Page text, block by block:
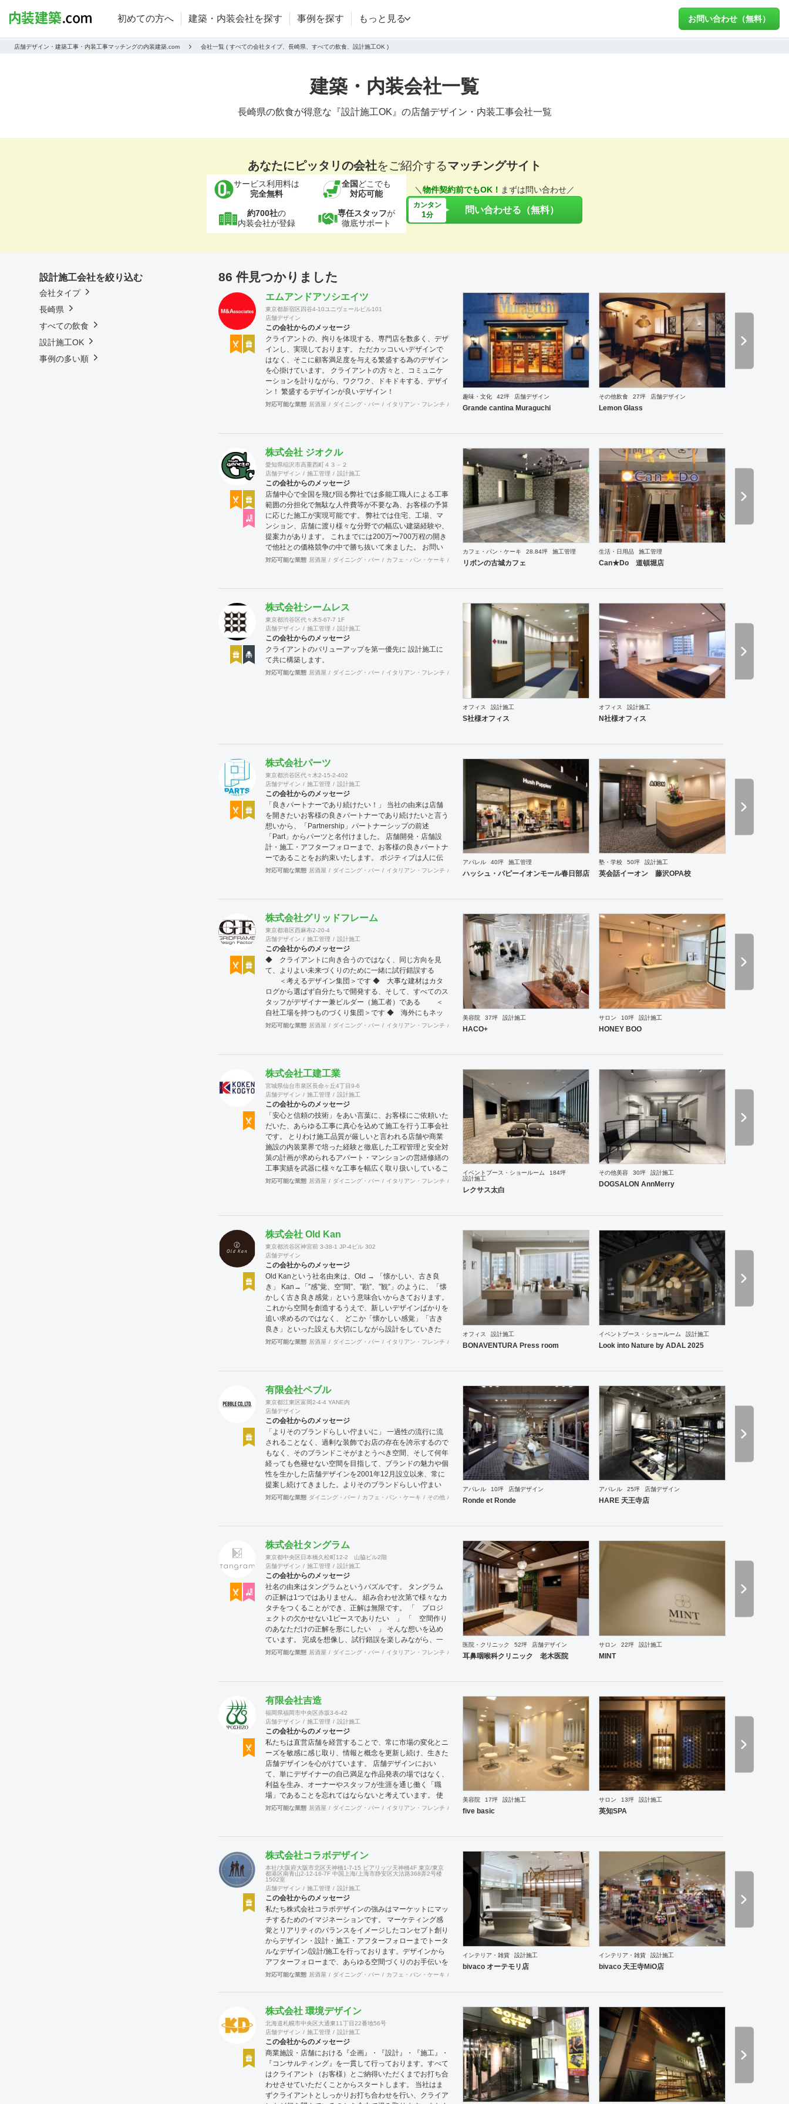
初めての方へ 建築・内装会社を探す 事例を探す もっと見る お問い合わせ（無料）
店舗デザイン・建築工事・内装工事マッチングの内装建築.com 会社一覧 ( すべての会社タイプ、長崎県、すべての飲食、設計施工OK )
建築・内装会社一覧
長崎県の飲食が得意な『設計施工OK』の店舗デザイン・内装工事会社一覧
あなたにピッタリの会社をご紹介するマッチングサイト
サービス利用料は
完全無料
全国 どこでも
対応可能
約700社の
内装会社が登録
専任スタッフが
徹底サポート
＼ 物件契約前でもOK！ まずは問い合わせ／
カンタン
1分 問い合わせる（無料）
86 件見つかりました
エムアンドアソシエイツ
東京都新宿区四谷4-10ユニヴェールビル101
店舗デザイン
この会社からのメッセージ
クライアントの、拘りを体現する、専門店を数多く、デザ
インし、実現しております。 ただカッコいいデザインで
はなく、そこに顧客満足度を与える繁盛する為のデザイン
を心掛けています。 クライアントの方々と、コミュニケ
ーションを計りながら、ワクワク、ドキドキする、デザイ
ン！ 繁盛するデザインが良いデザイン！
対応可能な業態 居酒屋 ダイニング・バー イタリアン・フレンチ カフェ・パン・ケーキ ラーメン・そば・うどん 和食・寿司 焼肉・中華料理・韓国料理
趣味・文化 42坪 店舗デザイン
Grande cantina Muraguchi
その他飲食 27坪 店舗デザイン
Lemon Glass
株式会社 ジオクル
愛知県稲沢市高重西町４３－２
店舗デザイン
施工管理 設計施工
この会社からのメッセージ
店舗中心で全国を飛び回る弊社では多能工職人による工事
範囲の分担化で無駄な人件費等が不要な為、お客様の予算
に応じた施工が実現可能です。 弊社では住宅、工場、マ
ンション、店舗に渡り様々な分野での幅広い建築経験や、
提案力があります。 これまでには200万〜700万程の開き
で他社との価格競争の中で勝ち抜いて来ました。 お問い
合わせは メール（tenperhide31@icloud.com）からも承
対応可能な業態 居酒屋 ダイニング・バー カフェ・パン・ケーキ 和食・寿司 焼肉・中華料理・韓国料理 イベントブース・ショールーム
カフェ・パン・ケーキ 28.84坪 施工管理
リボンの古城カフェ
生活・日用品 施工管理
Can★Do 道頓堀店
株式会社シームレス
東京都渋谷区代々木5-67-7 1F
店舗デザイン
施工管理 設計施工
この会社からのメッセージ
クライアントのバリューアップを第一優先に 設計施工に
て共に構築します。
対応可能な業態 居酒屋 ダイニング・バー イタリアン・フレンチ カフェ・パン・ケーキ ラーメン・そば・うどん 焼肉・中華料理・韓国料理 その他 オフィス
オフィス 設計施工
S社様オフィス
オフィス 設計施工
N社様オフィス
株式会社パーツ
東京都渋谷区代々木2-15-2-402
店舗デザイン
施工管理 設計施工
この会社からのメッセージ
「良きパートナーであり続けたい！」 当社の由来は店舗
を開きたいお客様の良きパートナーであり続けたいと言う
想いから、「Partnership」パートナーシップの前述
「Part」からパーツと名付けました。 店舗開発・店舗設
計・施工・アフターフォローまで、お客様の良きパートナ
ーであることをお約束いたします。 ポジティブは人に伝
わります。 伝わったポジティブが幸せを呼び込み、呼び
認下さい。 <a
対応可能な業態 居酒屋 ダイニング・バー イタリアン・フレンチ カフェ・パン・ケーキ ラーメン・そば・うどん 和食・寿司 焼肉・中華料理・韓国料理
アパレル 40坪 施工管理
ハッシュ・パピーイオンモール春日部店
塾・学校 50坪 設計施工
英会話イーオン 藤沢OPA校
株式会社グリッドフレーム
東京都港区西麻布2-20-4
店舗デザイン
施工管理 設計施工
この会社からのメッセージ
◆ クライアントに向き合うのではなく、同じ方向を見
て、よりよい未来づくりのために一緒に試行錯誤する
＜考えるデザイン集団＞です ◆ 大事な建材はカタ
ログから選ばず自分たちで開発する、そして、すべてのス
タッフがデザイナー兼ビルダー（施工者）である ＜
自社工場を持つものづくり集団＞です ◆ 海外にもネッ
トワークを持ち、英語や中国語に堪能なスタッフたちが、
案件、施工案件、造作物制作など、多様な請負形態が可能
が可能で、例えば通常デザイン性とは無縁な特定防火設備
（鉄扉）などにも高いデザイン性を施すことも可能です。
GRIDFRAME とりかえのきかない空間
https://gridframe.co.jp/ Synes(シネス) 霧のようなやわら
かな空間 http://synes.jp/ SOTOCHIKU 時間の蓄積を
取り込む空間 https://sotochiku.com/
対応可能な業態 居酒屋 ダイニング・バー イタリアン・フレンチ カフェ・パン・ケーキ 和食・寿司 焼肉・中華料理・韓国料理
美容院 37坪 設計施工
HACO+
サロン 10坪 設計施工
HONEY BOO
株式会社工建工業
宮城県仙台市泉区長命ヶ丘4丁目9-6
店舗デザイン
施工管理 設計施工
この会社からのメッセージ
「安心と信頼の技術」をあい言葉に、お客様にご依頼いた
だいた、あらゆる工事に真心を込めて施工を行う工事会社
です。 とりわけ施工品質が厳しいと言われる店舗や商業
施設の内装業界で培った経験と徹底した工程管理と安全対
策の計画が求められるアパート・マンションの営繕修繕の
工事実績を武器に様々な工事を幅広く取り扱いしているこ
とが当社の大きな特徴です。
対応可能な業態 居酒屋 ダイニング・バー イタリアン・フレンチ カフェ・パン・ケーキ 焼肉・中華料理・韓国料理
イベントブース・ショールーム
184坪
設計施工
レクサス太白
その他美容 30坪 設計施工
DOGSALON AnnMerry
株式会社 Old Kan
東京都渋谷区神宮前 3-38-1 JP-4ビル 302
店舗デザイン
この会社からのメッセージ
Old Kanという社名由来は、Old → 「懐かしい、古き良
き」 Kan→「”感”覚、空”間”、”勘”、”観”」のように、「懐
かしく古き良き感覚」という意味合いからきております。
これから空間を創造するうえで、新しいデザインばかりを
追い求めるのではなく、 どこか「懐かしい感覚」「古き
良き」といった設えも大切にしながら設計をしていきた
い。 そんな思いの下、日々クライアント様、そしてその
Urata https://old-kan.jp Instagram：
shohei_urata@old-kan.jp 〒150-0001 東京都渋谷区神宮
前 3-38-1 JP-4ビル 302
対応可能な業態 居酒屋 ダイニング・バー イタリアン・フレンチ カフェ・パン・ケーキ ラーメン・そば・うどん 和食・寿司 その他 オフィス イベントブース・ショールーム
オフィス 設計施工
BONAVENTURA Press room
イベントブース・ショールーム 設計施工
Look into Nature by ADAL 2025
有限会社ペブル
東京都江東区富岡2-4-4 YANE内
店舗デザイン
この会社からのメッセージ
「よりそのブランドらしい佇まいに」 一過性の流行に流
されることなく、過剰な装飾でお店の存在を誇示するので
もなく、そのブランドこそがまとうべき空間、そして何年
経っても色褪せない空間を目指して、ブランドの魅力や個
性を生かした店舗デザインを2001年12月設立以来、常に
提案し続けてきました。よりそのブランドらしい佇まい
に。 「必要な箇所に、必要なデザインを」 2012年からは
ドの出店をバックアップできる体制も整えてきました。そ
要なのか、そこをきちんとアドバイスできる会社でありた
いと思っています。 業務内容 ・店舗設計（物販店／飲食
店／美容室など） ・ブランディング及びディレクション
業務 ・出店におけるトータルデザイン ・住宅リノベーシ
ョン ・家具及び什器デザイン
対応可能な業態 ダイニング・バー カフェ・パン・ケーキ その他 オフィス イベントブース・ショールーム エントランス ワーキングスペース
アパレル 10坪 店舗デザイン
Ronde et Ronde
アパレル 25坪 店舗デザイン
HARE 天王寺店
株式会社タングラム
東京都中央区日本橋久松町12-2 山脇ビル2階
店舗デザイン
施工管理 設計施工
この会社からのメッセージ
社名の由来はタングラムというパズルです。 タングラム
の正解は1つではありません。 組み合わせ次第で様々なカ
タチをつくることができ、正解は無限です。 「 プロジ
ェクトの欠かせない1ピースでありたい 」 「 空間作り
のあなただけの正解を形にしたい 」 そんな想いを込め
ています。 完成を想像し、試行錯誤を楽しみながら、 ​一
緒にワクワクしたいと思っています。
対応可能な業態 居酒屋 ダイニング・バー イタリアン・フレンチ カフェ・パン・ケーキ ラーメン・そば・うどん 和食・寿司
医院・クリニック 52坪 店舗デザイン
耳鼻咽喉科クリニック 老木医院
サロン 22坪 設計施工
MINT
有限会社吉造
福岡県福岡市中央区赤坂3-6-42
店舗デザイン
施工管理 設計施工
この会社からのメッセージ
私たちは直営店舗を経営することで、常に市場の変化とニ
ーズを敏感に感じ取り、情報と概念を更新し続け、生きた
店舗デザインを心がけています。 店舗デザインにおい
て、単にデザイナーの自己満足な作品発表の場ではなく、
利益を生み、オーナーやスタッフが生涯を通じ働く「職
場」であることを忘れてはならないと考えています。 使
いやすく、そして居心地がよく、時代の流れに左右されな
業をそなえており、テナント・出店地選びや資金調達から
ご相談ください。
対応可能な業態 居酒屋 ダイニング・バー イタリアン・フレンチ カフェ・パン・ケーキ 和食・寿司 焼肉・中華料理・韓国料理
美容院 17坪 設計施工
five basic
サロン 13坪 設計施工
英知SPA
株式会社コラボデザイン
本社/大阪府大阪市北区天神橋1-7-15 ビアリッツ天神橋4F 東京/東京
都港区南青山2-12-16-7F 中国上海/上海市静安区大沽路368弄2号楼
1502室
店舗デザイン
施工管理 設計施工
この会社からのメッセージ
私たち株式会社コラボデザインの強みはマーケットにマッ
チするためのイマジネーションです。 マーケティング感
覚とリアリティのバランスをイメージしたコンセプト創り
からデザイン・設計・施工・アフターフォローまでトータ
ルなデザイン/設計/施工を行っております。デザインから
アフターフォローまで、あらゆる空間づくりのお手伝いを
全国規模で実施できます。上海にもオフィスがございます
対応可能な業態 居酒屋 ダイニング・バー カフェ・パン・ケーキ
インテリア・雑貨 設計施工
bivaco オーテモリ店
インテリア・雑貨 設計施工
bivaco 天王寺MiO店
株式会社 環境デザイン
北海道札幌市中央区大通東11丁目22番地56号
店舗デザイン
施工管理 設計施工
この会社からのメッセージ
商業施設・店舗における『企画』・『設計』・『施工』・
『コンサルティング』を一貫して行っております。すべて
はクライアント（お客様）とご納得いただくまでお打ち合
わせさせていただくことからスタートします。 当社はま
ずクライアントとしっかりお打ち合わせを行い、クライア
設計施工会社を絞り込む
会社タイプ
長崎県
すべての飲食
設計施工OK
事例の多い順